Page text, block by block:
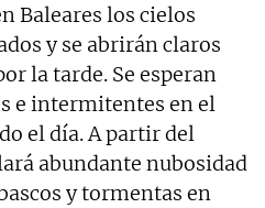
Baleares los cielos
y se abrirán claros
la tarde. Se esperan
e intermitentes en el
el día. A partir del
abundante nubosidad
y tormentas en